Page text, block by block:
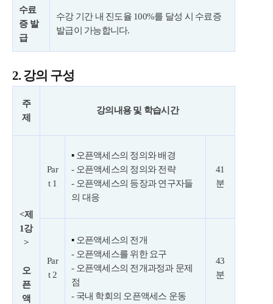
수료
증 발
급
수강 기간 내 진도율 100%를 달성 시 수료증
발급이 가능합니다.
2. 강의 구성
주
제
강의내용 및 학습시간
<제
1강
>
오
픈
액
Par
t 1
▪ 오픈액세스의 정의와 배경
- 오픈액세스의 정의와 전략
- 오픈액세스의 등장과 연구자들
의 대응
41
분
Par
t 2
▪ 오픈액세스의 전개
- 오픈액세스를 위한 요구
- 오픈액세스의 전개과정과 문제
점
- 국내 학회의 오픈액세스 운동
43
분